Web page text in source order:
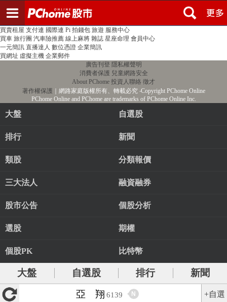
PChome首頁 線上購物 24h購物 書店
買賣租屋 支付連 國際連 Pi 拍錢包 旅遊 服務中心
買車 旅行團 汽車險推薦 線上麻將 雜誌 星座命理 會員中心
一元簡訊 直播達人 數位憑證 企業簡訊
買網址 虛擬主機 企業郵件
廣告刊登 隱私權聲明
消費者保護 兒童網路安全
About PChome 投資人聯絡 徵才
著作權保護 ｜網路家庭版權所有、轉載必究‧Copyright PChome Online
PChome Online and PChome are trademarks of PChome Online Inc.
大盤 自選股
排行 新聞
類股 分類報價
三大法人 融資融券
股市公告 個股分析
選股 期權
個股PK 比特幣
大盤 自選股 排行
新聞
亞 翔 6139 N +自選